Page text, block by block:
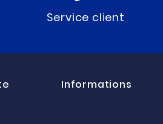
Service client
Informations